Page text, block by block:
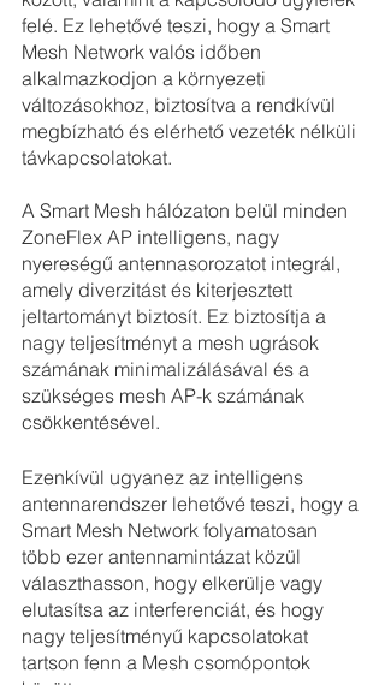
felé. Ez lehetővé teszi, hogy a Smart
Mesh Network valós időben
alkalmazkodjon a környezeti
változásokhoz, biztosítva a rendkívül
megbízható és elérhető vezeték nélküli
távkapcsolatokat.
A Smart Mesh hálózaton belül minden
ZoneFlex AP intelligens, nagy
nyereségű antennasorozatot integrál,
amely diverzitást és kiterjesztett
jeltartományt biztosít. Ez biztosítja a
nagy teljesítményt a mesh ugrások
számának minimalizálásával és a
szükséges mesh AP-k számának
csökkentésével.
Ezenkívül ugyanez az intelligens
antennarendszer lehetővé teszi, hogy a
Smart Mesh Network folyamatosan
több ezer antennamintázat közül
választhasson, hogy elkerülje vagy
elutasítsa az interferenciát, és hogy
nagy teljesítményű kapcsolatokat
tartson fenn a Mesh csomópontok